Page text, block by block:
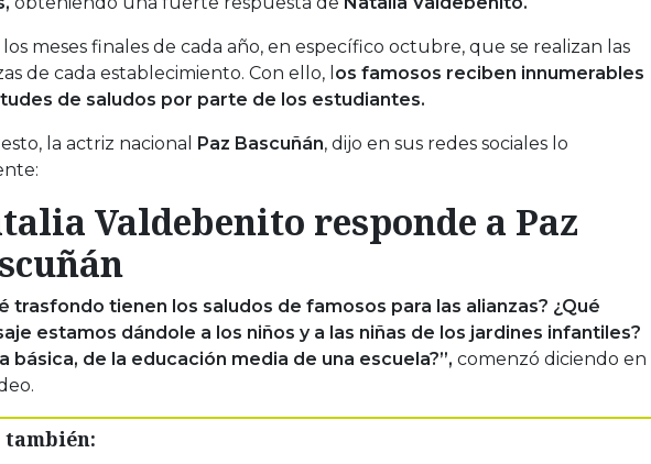
meses finales de cada año, en específico octubre, que se realizan las
de cada establecimiento. Con ello, l os famosos reciben innumerables
de saludos por parte de los estudiantes.
la actriz nacional Paz Bascuñán, dijo en sus redes sociales lo
Valdebenito responde a Paz
trasfondo tienen los saludos de famosos para las alianzas? ¿Qué
estamos dándole a los niños y a las niñas de los jardines infantiles?
básica, de la educación media de una escuela?”, comenzó diciendo en
también: